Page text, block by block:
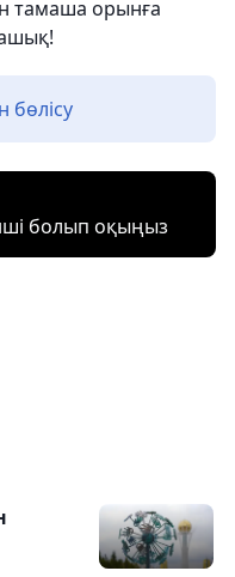
тамаша орынға
бөлісу
болып оқыңыз